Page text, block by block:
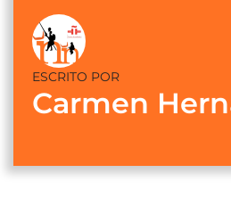
ESCRITO POR
Carmen